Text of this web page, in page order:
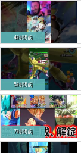
4時間前
5時間前
7時間前